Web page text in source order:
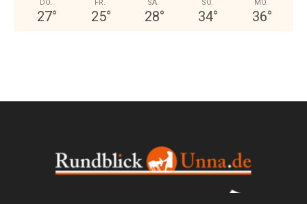
DO.
27°
FR.
25°
SA.
28°
SO.
34°
MO.
36°